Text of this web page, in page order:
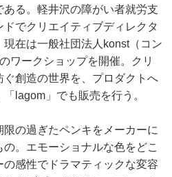
る。軽井沢の障がい者就労支
でクリエイティブディレクタ
在は一般社団法人konst（コン
ワークショップを開催。クリ
創造の世界を、プロダクトへ
lagom」でも販売を行う。
の過ぎたペンキをメーカーに
。エモーショナルな色をどこ
の感性でドラマティックな変容